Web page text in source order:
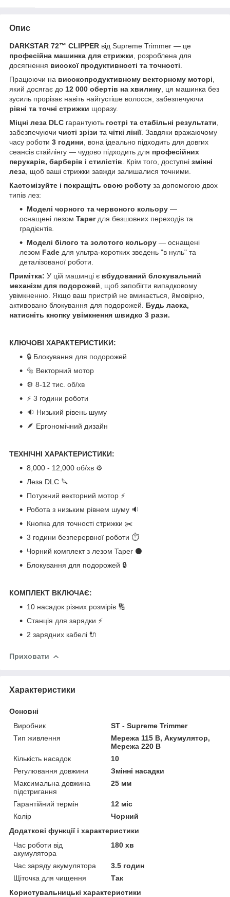
Опис
DARKSTAR 72™ CLIPPER від Supreme Trimmer — це
професійна машинка для стрижки , розроблена для
досягнення високої продуктивності та точності
Працюючи на високопродуктивному векторному моторі
який досягає до 12 000 обертів на хвилину , ця машинка без
зусиль прорізає навіть найгустіше волосся, забезпечуючи
рівні та точні стрижки щоразу.
Міцні леза DLC гарантують гострі та стабільні результати
забезпечуючи чисті зрізи та чіткі лінії. Завдяки вражаючому
часу роботи 3 години , вона ідеально підходить для довгих
сеансів стайлінгу — чудово підходить для професійних
перукарів, барберів і стилістів . Крім того, доступні змінні
леза , щоб ваші стрижки завжди залишалися точними.
Кастомізуйте і покращіть свою роботу за допомогою двох
типів лез:
Моделі чорного та червоного кольору —
оснащені лезом Taperдля безшовних переходів та
градієнтів.
Моделі білого та золотого кольору — оснащені
лезом Fade для ультра-коротких зведень "в нуль" та
деталізованої роботи.
Примітка: У цій машинці є вбудований блокувальний
механізм для подорожей , щоб запобігти випадковому
увімкненню. Якщо ваш пристрій не вмикається, ймовірно,
активовано блокування для подорожей. Будь ласка,
натисніть кнопку увімкнення швидко 3 рази.
КЛЮЧОВІ ХАРАКТЕРИСТИКИ:
🔒 Блокування для подорожей
🔩 Векторний мотор
⚙️ 8-12 тис. об/хв
⚡ 3 години роботи
🔉 Низький рівень шуму
🪶 Ергономічний дизайн
ТЕХНІЧНІ ХАРАКТЕРИСТИКИ:
8,000 - 12,000 об/хв ⚙️
Леза DLC 🔪
Потужний векторний мотор ⚡
Робота з низьким рівнем шуму 🔉
Кнопка для точності стрижки ✂️
3 години безперервної роботи ⏱️
Чорний комплект з лезом Taper ⚫
Блокування для подорожей 🔒
КОМПЛЕКТ ВКЛЮЧАЄ:
10 насадок різних розмірів 🔢
Станція для зарядки ⚡
2 зарядних кабелі 🔌
Приховати
Характеристики
Основні
Виробник
ST - Supreme Trimmer
Тип живлення
Мережа 115 В, Акумулятор,
Мережа 220 В
Кількість насадок
10
Регулювання довжини
Змінні насадки
Максимальна довжина
підстригання
25 мм
Гарантійний термін
12 міс
Колір
Чорний
Додаткові функції і характеристики
Час роботи від
акумулятора
180 хв
Час заряду акумулятора
3.5 годин
Щіточка для чищення
Так
Користувальницькі характеристики